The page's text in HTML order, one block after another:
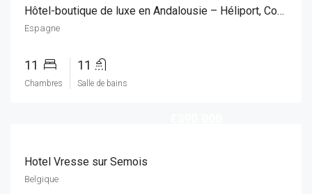
Hôtel-boutique de luxe en Andalousie – Héliport, Court de tennis & Piscine chauffée
Espagne
11
Chambres
11
Salle de bains
Hotel Vresse sur Semois
Belgique